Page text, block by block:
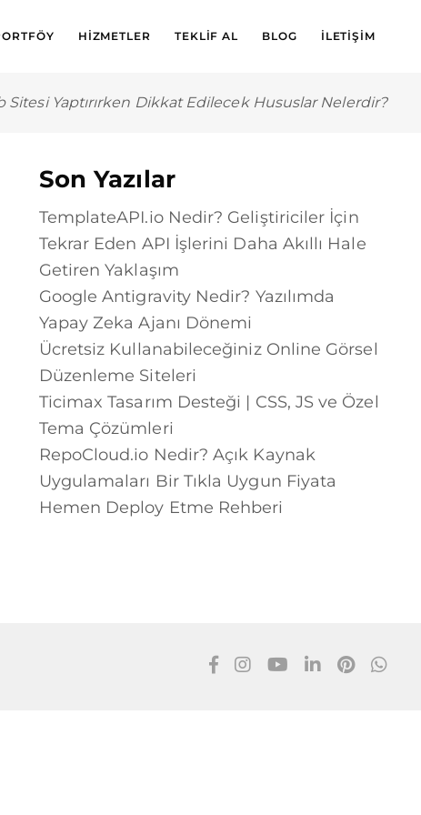
HIZMETLER TEKLIF AL BLOG İLETIŞIM
Sitesi Yaptırırken Dikkat Edilecek Hususlar Nelerdir?
Son Yazılar
TemplateAPI.io Nedir? Geliştiriciler İçin
Tekrar Eden API İşlerini Daha Akıllı Hale
Getiren Yaklaşım
Google Antigravity Nedir? Yazılımda
Yapay Zeka Ajanı Dönemi
Ücretsiz Kullanabileceğiniz Online Görsel
Düzenleme Siteleri
Ticimax Tasarım Desteği | CSS, JS ve Özel
Tema Çözümleri
RepoCloud.io Nedir? Açık Kaynak
Uygulamaları Bir Tıkla Uygun Fiyata
Hemen Deploy Etme Rehberi